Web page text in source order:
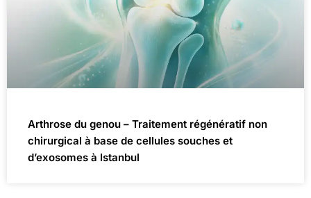
Arthrose du genou – Traitement régénératif non
chirurgical à base de cellules souches et
d’exosomes à Istanbul